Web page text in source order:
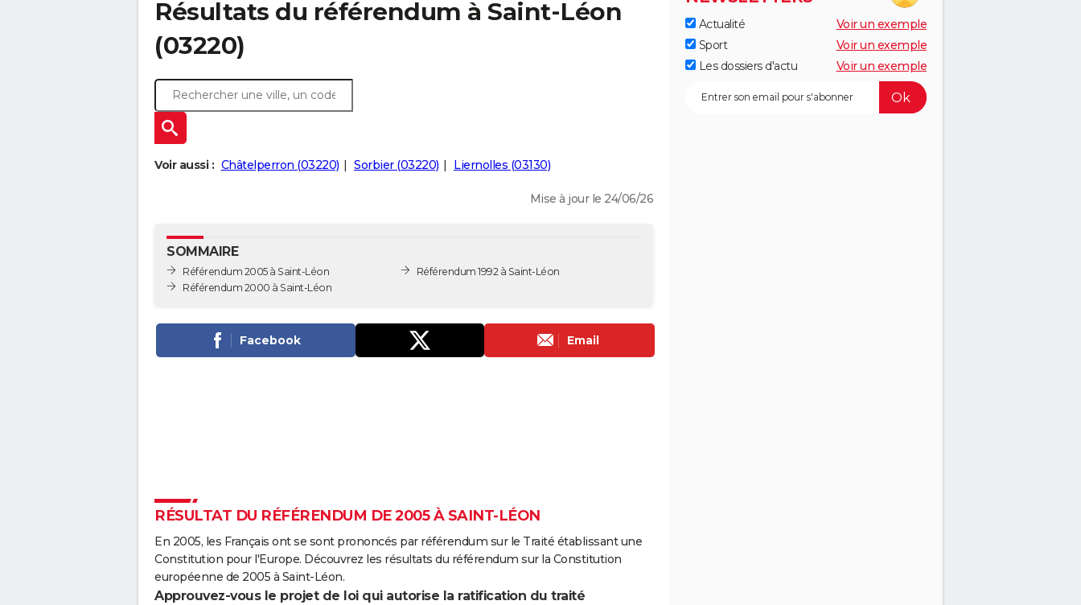
Résultats du référendum à Saint-Léon
(03220)
Voir aussi : Châtelperron (03220) Sorbier (03220) Liernolles (03130)
Mise à jour le 24/06/26
SOMMAIRE
Référendum 2005 à Saint-Léon
Référendum 2000 à Saint-Léon
Référendum 1992 à Saint-Léon
Facebook Email
RÉSULTAT DU RÉFÉRENDUM DE 2005 À SAINT-LÉON
En 2005, les Français ont se sont prononcés par référendum sur le Traité établissant une
Constitution pour l'Europe. Découvrez les résultats du référendum sur la Constitution
européenne de 2005 à Saint-Léon.
Approuvez-vous le projet de loi qui autorise la ratification du traité
Actualité
Voir un exemple
Sport
Voir un exemple
Les dossiers d'actu
Voir un exemple